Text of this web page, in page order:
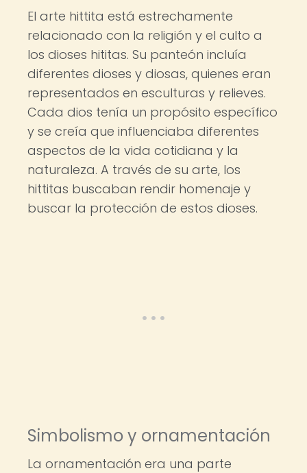
El arte hittita está estrechamente
relacionado con la religión y el culto a
los dioses hititas. Su panteón incluía
diferentes dioses y diosas, quienes eran
representados en esculturas y relieves.
Cada dios tenía un propósito específico
y se creía que influenciaba diferentes
aspectos de la vida cotidiana y la
naturaleza. A través de su arte, los
hittitas buscaban rendir homenaje y
buscar la protección de estos dioses.
Simbolismo y ornamentación
La ornamentación era una parte